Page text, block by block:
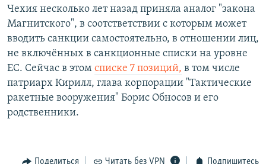
Чехия несколько лет назад приняла аналог "закона
Магнитского", в соотстветствии с которым может
вводить санкции самостоятельно, в отношении лиц,
не включённых в санкционные списки на уровне
ЕС. Сейчас в этом списке 7 позиций, в том числе
патриарх Кирилл, глава корпорации "Тактические
ракетные вооружения" Борис Обносов и его
родственники.
Поделиться Читать без VPN Подпишитесь